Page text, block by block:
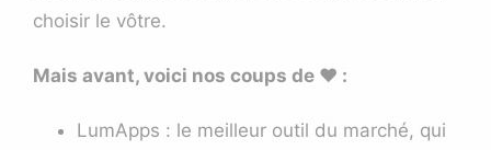
choisir le vôtre.
Mais avant, voici nos coups de ❤️ :
LumApps : le meilleur outil du marché, qui